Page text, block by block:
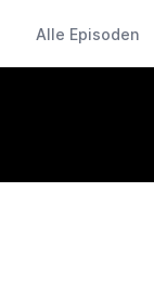
Alle Episoden